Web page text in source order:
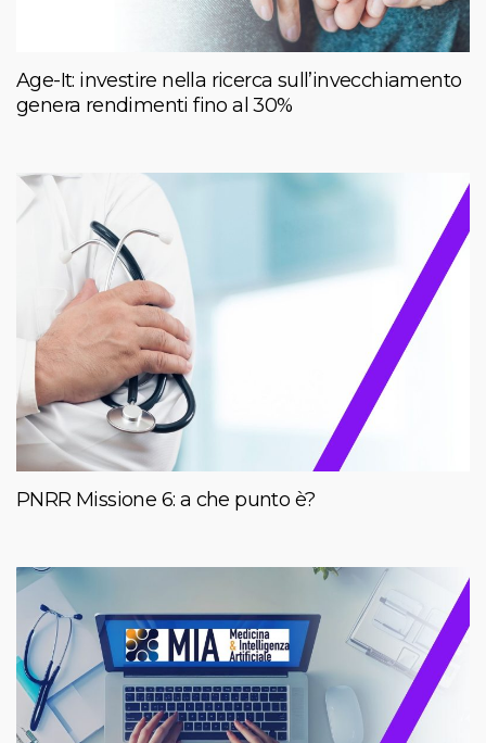
Age-It: investire nella ricerca sull’invecchiamento
genera rendimenti fino al 30%
PNRR Missione 6: a che punto è?